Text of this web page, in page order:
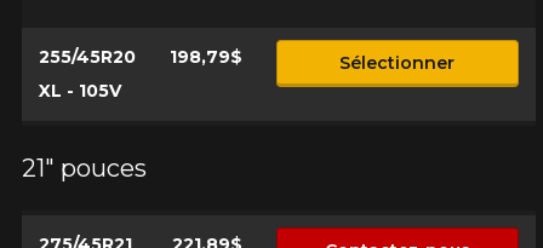
255/45R20
XL - 105V
198,79$ Sélectionner
21" pouces